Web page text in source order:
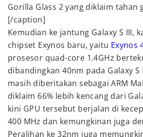
Gorilla Glass 2 yang diklaim tahan
[/caption]
Kemudian ke jantung Galaxy S III,
chipset Exynos baru, yaitu Exynos
prosesor quad-core 1.4GHz
dibandingkan 40nm pada Galaxy S
masih diberitakan sebagai ARM
diklaim 66% lebih kencang dari
kini GPU tersebut berjalan di
400 MHz dan kemungkinan juga
Peralihan ke 32nm juga